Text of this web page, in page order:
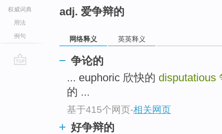
权威词典
用法
例句
adj. 爱争辩的
网络释义 英英释义
争论的
... euphoric 欣快的 disputatious
的 ...
基于415个网页-相关网页
好争辩的